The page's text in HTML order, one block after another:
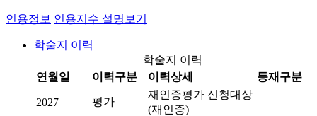
인용정보 인용지수 설명보기
학술지 이력
학술지 이력
연월일
이력구분 이력상세 등재구분
2027 평가
재인증평가 신청대상
(재인증)